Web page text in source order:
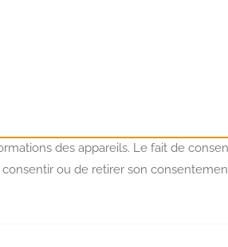
des appareils. Le fait de
ou de retirer son